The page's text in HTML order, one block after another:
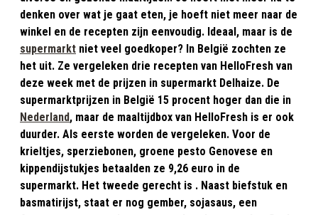
denken over wat je gaat eten, je hoeft niet meer naar de
winkel en de recepten zijn eenvoudig. Ideaal, maar is de
supermarkt niet veel goedkoper? In België zochten ze
het uit. Ze vergeleken drie recepten van HelloFresh van
deze week met de prijzen in supermarkt Delhaize. De
supermarktprijzen in België 15 procent hoger dan die in
Nederland, maar de maaltijdbox van HelloFresh is er ook
duurder. Als eerste worden de vergeleken. Voor de
krieltjes, sperziebonen, groene pesto Genovese en
kippendijstukjes betaalden ze 9,26 euro in de
supermarkt. Het tweede gerecht is . Naast biefstuk en
basmatirijst, staat er nog gember, sojasaus, een